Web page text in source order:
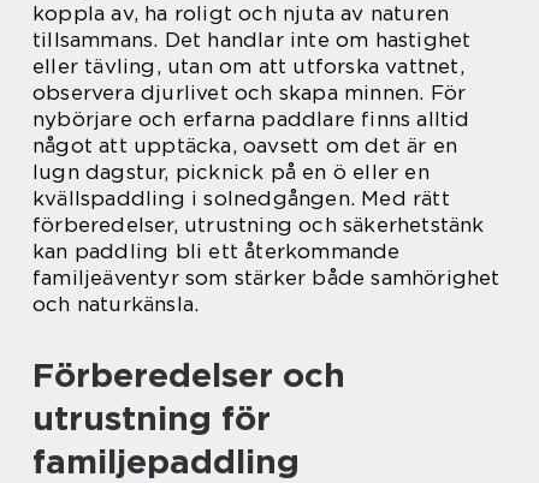
koppla av, ha roligt och njuta av naturen
tillsammans. Det handlar inte om hastighet
eller tävling, utan om att utforska vattnet,
observera djurlivet och skapa minnen. För
nybörjare och erfarna paddlare finns alltid
något att upptäcka, oavsett om det är en
lugn dagstur, picknick på en ö eller en
kvällspaddling i solnedgången. Med rätt
förberedelser, utrustning och säkerhetstänk
kan paddling bli ett återkommande
familjeäventyr som stärker både samhörighet
och naturkänsla.
Förberedelser och
utrustning för
familjepaddling